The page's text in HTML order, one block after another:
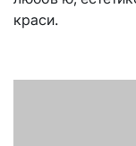
краси.